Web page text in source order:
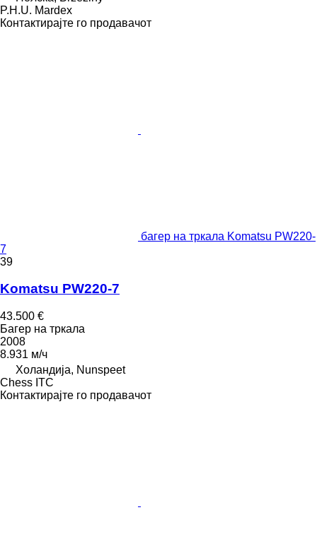
P.H.U. Mardex
Контактирајте го продавачот
багер на тркала Komatsu PW220-
7
39
Komatsu PW220-7
43.500 €
Багер на тркала
2008
8.931 м/ч
Холандија, Nunspeet
Chess ITC
Контактирајте го продавачот